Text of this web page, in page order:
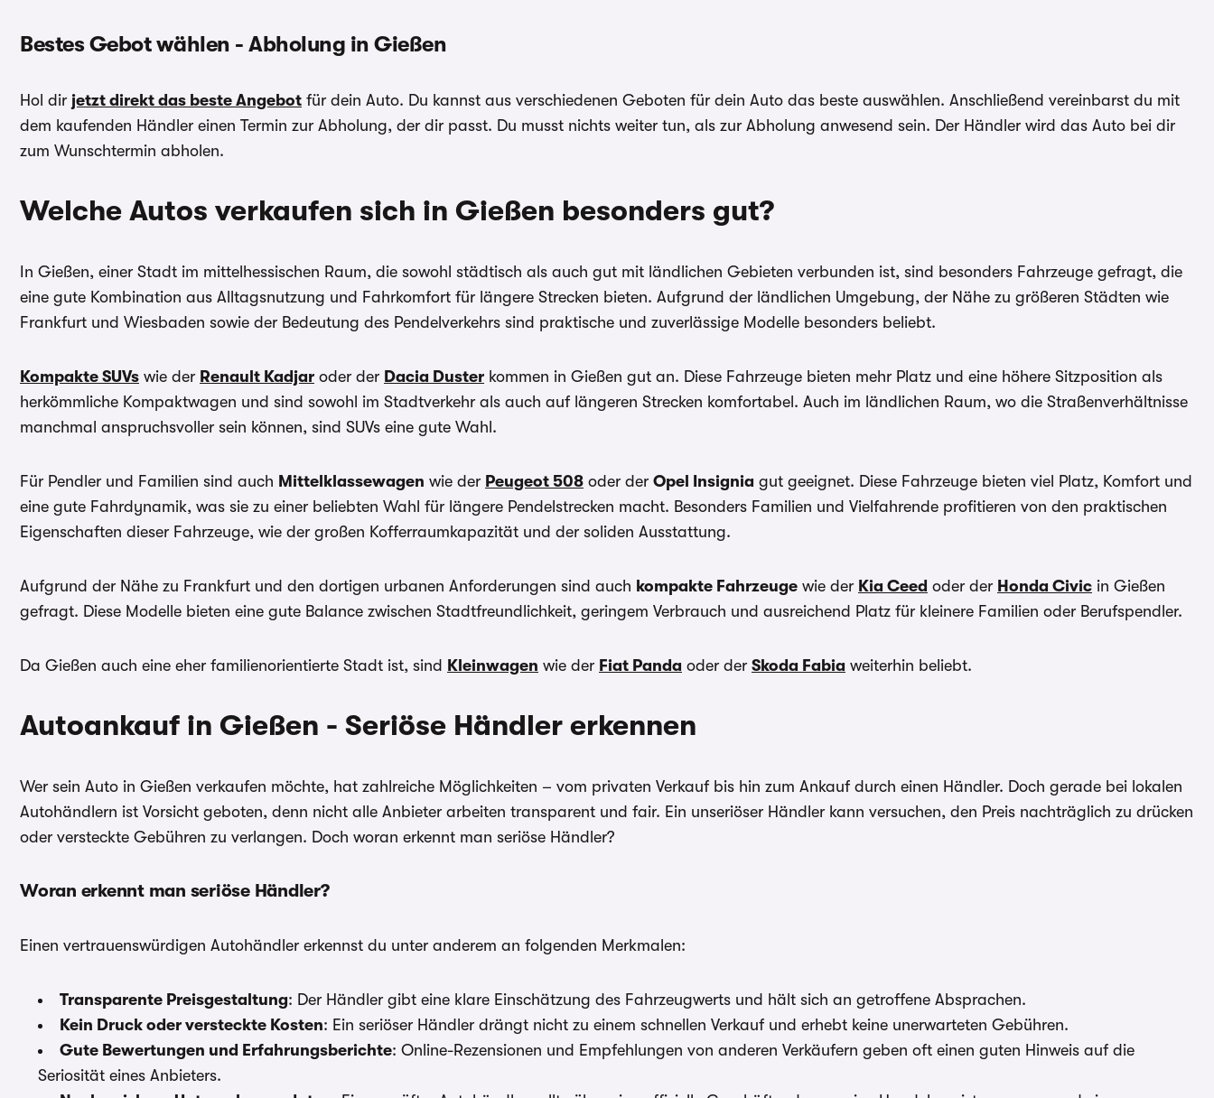
Bestes Gebot wählen - Abholung in Gießen
Hol dir jetzt direkt das beste Angebot für dein Auto. Du kannst aus verschiedenen Geboten für dein Auto das beste auswählen. Anschließend vereinbarst du mit
dem kaufenden Händler einen Termin zur Abholung, der dir passt. Du musst nichts weiter tun, als zur Abholung anwesend sein. Der Händler wird das Auto bei dir
zum Wunschtermin abholen.
Welche Autos verkaufen sich in Gießen besonders gut?
In Gießen, einer Stadt im mittelhessischen Raum, die sowohl städtisch als auch gut mit ländlichen Gebieten verbunden ist, sind besonders Fahrzeuge gefragt, die
eine gute Kombination aus Alltagsnutzung und Fahrkomfort für längere Strecken bieten. Aufgrund der ländlichen Umgebung, der Nähe zu größeren Städten wie
Frankfurt und Wiesbaden sowie der Bedeutung des Pendelverkehrs sind praktische und zuverlässige Modelle besonders beliebt.
Kompakte SUVs wie der Renault Kadjar oder der Dacia Duster kommen in Gießen gut an. Diese Fahrzeuge bieten mehr Platz und eine höhere Sitzposition als
herkömmliche Kompaktwagen und sind sowohl im Stadtverkehr als auch auf längeren Strecken komfortabel. Auch im ländlichen Raum, wo die Straßenverhältnisse
manchmal anspruchsvoller sein können, sind SUVs eine gute Wahl.
Für Pendler und Familien sind auch Mittelklassewagen wie der Peugeot 508 oder der Opel Insignia gut geeignet. Diese Fahrzeuge bieten viel Platz, Komfort und
eine gute Fahrdynamik, was sie zu einer beliebten Wahl für längere Pendelstrecken macht. Besonders Familien und Vielfahrende profitieren von den praktischen
Eigenschaften dieser Fahrzeuge, wie der großen Kofferraumkapazität und der soliden Ausstattung.
Aufgrund der Nähe zu Frankfurt und den dortigen urbanen Anforderungen sind auch kompakte Fahrzeuge wie der Kia Ceed oder der Honda Civic in Gießen
gefragt. Diese Modelle bieten eine gute Balance zwischen Stadtfreundlichkeit, geringem Verbrauch und ausreichend Platz für kleinere Familien oder Berufspendler.
Da Gießen auch eine eher familienorientierte Stadt ist, sind Kleinwagen wie der Fiat Panda oder der Skoda Fabia weiterhin beliebt.
Autoankauf in Gießen - Seriöse Händler erkennen
Wer sein Auto in Gießen verkaufen möchte, hat zahlreiche Möglichkeiten – vom privaten Verkauf bis hin zum Ankauf durch einen Händler. Doch gerade bei lokalen
Autohändlern ist Vorsicht geboten, denn nicht alle Anbieter arbeiten transparent und fair. Ein unseriöser Händler kann versuchen, den Preis nachträglich zu drücken
oder versteckte Gebühren zu verlangen. Doch woran erkennt man seriöse Händler?
Woran erkennt man seriöse Händler?
Einen vertrauenswürdigen Autohändler erkennst du unter anderem an folgenden Merkmalen:
Transparente Preisgestaltung: Der Händler gibt eine klare Einschätzung des Fahrzeugwerts und hält sich an getroffene Absprachen.
Kein Druck oder versteckte Kosten: Ein seriöser Händler drängt nicht zu einem schnellen Verkauf und erhebt keine unerwarteten Gebühren.
Gute Bewertungen und Erfahrungsberichte: Online-Rezensionen und Empfehlungen von anderen Verkäufern geben oft einen guten Hinweis auf die
Seriosität eines Anbieters.